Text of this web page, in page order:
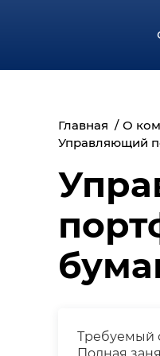
Главная О
Управляющий
Требуемый
Полная